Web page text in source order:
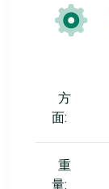
方
面:
重
量: